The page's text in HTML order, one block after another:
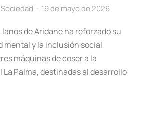
Sociedad 19 de mayo de 2026
de Aridane ha reforzado su
mental y la inclusión social
máquinas de coser a la
Palma, destinadas al desarrollo